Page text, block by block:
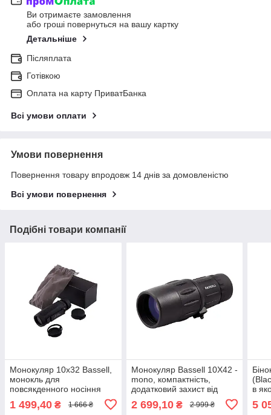
Ви отримаєте замовлення
або гроші повернуться на вашу картку
Детальніше
Післяплата
Готівкою
Оплата на карту ПриватБанка
Всі умови оплати
Умови повернення
Повернення товару впродовж 14 днів за домовленістю
Всі умови повернення
Подібні товари компанії
Монокуляр 10x32 Bassell,
монокль для
повсякденного носіння
1 499,40 ₴ 1 666 ₴
Монокуляр Bassell 10X42 -
mono, компактність,
додатковий захист від
вологи, відмінна передача
кольору лінз
2 699,10₴ 2 999 ₴
в
5